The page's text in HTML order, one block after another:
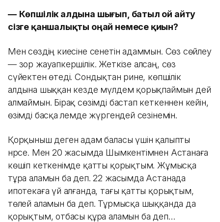
— Көпшілік алдына шығып, батыл ой айту
сізге қаншалықты оңай немесе қиын?
Мен сөздің киесіне сенетін адаммын. Сөз сөйлеу
— зор жауапкершілік. Жеткізе алсаң, сөз
сүйектен өтеді. Сондықтан әрине, көпшілік
алдына шыққан кезде мүлдем қорықпаймын дей
алмаймын. Бірақ сөзімді бастап кеткеннен кейін,
өзімді басқа әлемде жүргендей сезінемін.
Қорқыныш деген адам баласы үшін қалыпты
нәрсе. Мен 20 жасымда Шымкентімнен Астанаға
көшіп кеткенімде қатты қорықтым. Жұмысқа
тұра аламын ба деп. 22 жасымда Астанада
ипотекаға үй алғанда, тағы қатты қорықтым,
төлей аламын ба деп. Тұрмысқа шыққанда да
қорықтым, отбасы құра аламын ба деп…